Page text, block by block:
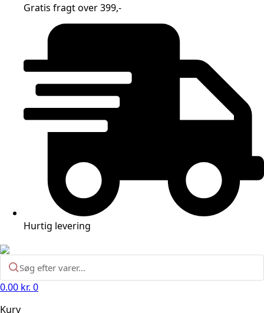
Gratis fragt over 399,-
Hurtig levering
0.00 kr. 0
Kurv